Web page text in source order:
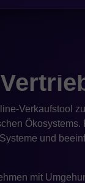
Verkaufstool
Ökosystems.
und
mit